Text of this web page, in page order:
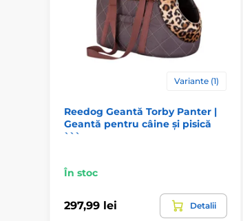
Variante (1)
Reedog Geantă Torby Panter |
Geantă pentru câine și pisică
```
În stoc
297,99 lei Detalii